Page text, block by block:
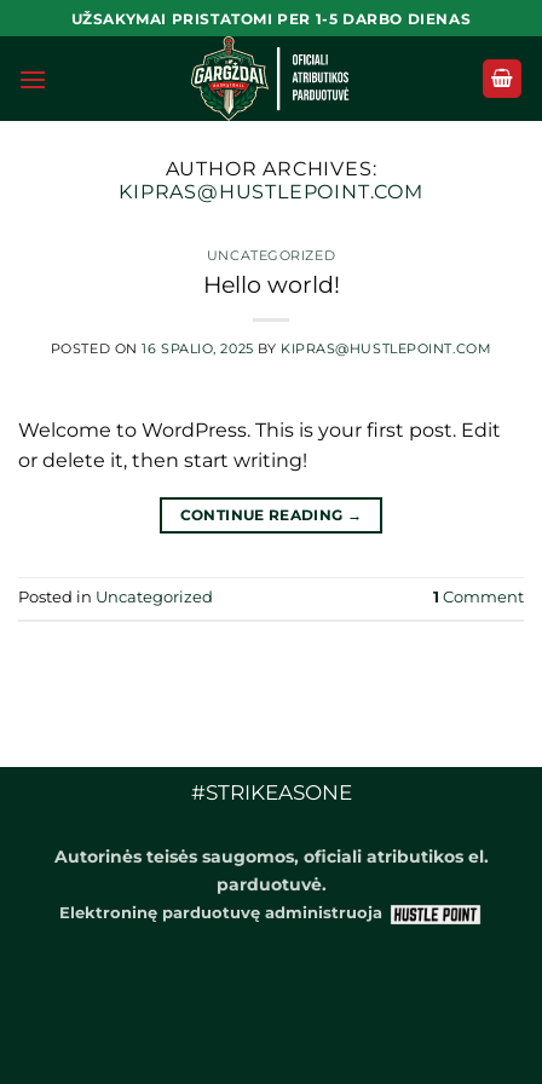
to
content
UŽSAKYMAI PRISTATOMI PER 1-5 DARBO DIENAS
AUTHOR ARCHIVES:
KIPRAS@HUSTLEPOINT.COM
UNCATEGORIZED
Hello world!
POSTED ON16 SPALIO, 2025 BY KIPRAS@HUSTLEPOINT.COM
Welcome to WordPress. This is your first post. Edit
or delete it, then start writing!
CONTINUE READING →
Posted in Uncategorized 1 Comment
#STRIKEASONE
Autorinės teisės saugomos, oficiali atributikos el.
parduotuvė.
Elektroninę parduotuvę administruoja